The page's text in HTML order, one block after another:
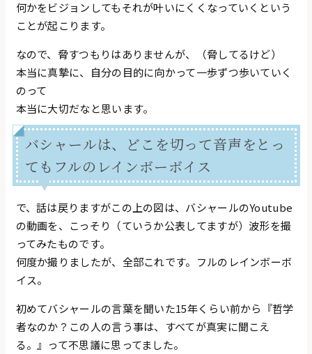
何かをビジョンしてもそれが叶いにくくなっていくという
ことが起こります。
なので、脅すつもりはありませんが、（脅してるけど）
本当に真摯に、自分の目的に向かって一歩ずつ歩いていく
のって
本当に大切だなと思います。
バシャールは、どこを切って音声をとっ
てもフルのレインボーボイス
で、話は戻りますがこの上の図は、バシャールのYoutube
の動画を、こっそり（ていうか公表してますが）波形を撮
ってみたものです。
何度か撮りましたが、全部これです。フルのレインボーボ
イス。
初めてバシャールの言葉を聞いた15年くらい前から『哲学
者なのか？この人の言う事は、すべてが真実に聞こえ
る。』って不思議に思ってました。